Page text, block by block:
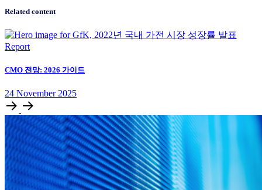
Related content
Report
CMO 전망: 2026 가이드
24 November 2025